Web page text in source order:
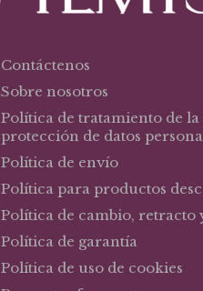
Contáctenos
Sobre nosotros
Política de tratamiento de
protección de datos
Política de envío
Política para productos
Política de cambio, retracto
Política de garantía
Política de uso de cookies